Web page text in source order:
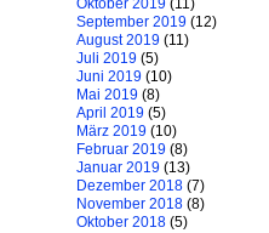
Oktober 2019 (11)
September 2019 (12)
August 2019 (11)
Juli 2019 (5)
Juni 2019 (10)
Mai 2019 (8)
April 2019 (5)
März 2019 (10)
Februar 2019 (8)
Januar 2019 (13)
Dezember 2018 (7)
November 2018 (8)
Oktober 2018 (5)